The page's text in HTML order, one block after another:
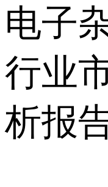
电子
行业
析报